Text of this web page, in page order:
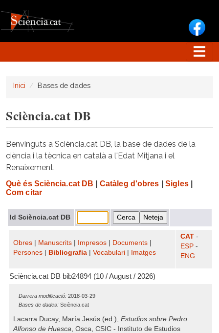
Inici Bases de dades
Sciència.cat DB
Benvinguts a Sciència.cat DB, la base de dades de la
ciència i la tècnica en català a l'Edat Mitjana i el
Renaixement.
Què és Sciència.cat DB Catàleg d'obres Sigles|
Com citar
Id Sciència.cat DB
Obres Manuscrits Impresos Documents
Persones
Bibliografia Vocabulari Imatges
CAT -
ESP -
ENG
Sciència.cat DB bib24894 (10 / August / 2026)
Darrera modificació: 2018-03-29
Bases de dades: Sciència.cat
Lacarra Ducay, María Jesús (ed.), Estudios sobre Pedro
Alfonso de Huesca, Osca, CSIC - Instituto de Estudios